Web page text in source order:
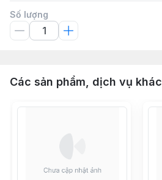
Số lượng
Các sản phẩm, dịch vụ khác